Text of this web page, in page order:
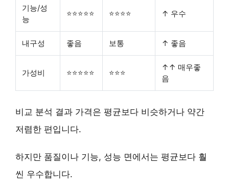
기능/성
능
⭐⭐⭐⭐⭐ ⭐⭐⭐⭐ ↑ 우수
내구성 좋음 보통 ↑ 좋음
가성비 ⭐⭐⭐⭐⭐ ⭐⭐⭐
↑↑ 매우좋
음
비교 분석 결과 가격은 평균보다 비슷하거나 약간
저렴한 편입니다.
하지만 품질이나 기능, 성능 면에서는 평균보다 훨
씬 우수합니다.